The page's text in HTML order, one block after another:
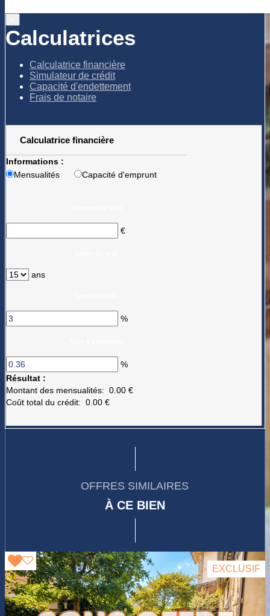
Calculatrices
Calculatrice financière
Simulateur de crédit
Capacité d'endettement
Frais de notaire
OFFRES SIMILAIRES
À CE BIEN
EXCLUSIF